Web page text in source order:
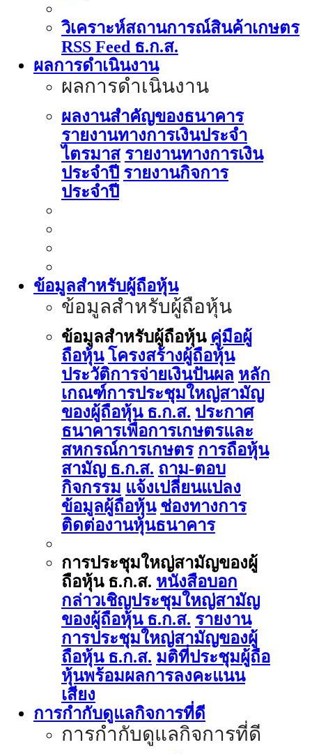
วิเคราะห์สถานการณ์สินค้าเกษตร
RSS Feed ธ.ก.ส.
ผลการดำเนินงาน
ผลการดำเนินงาน
ผลงานสำคัญของธนาคาร
รายงานทางการเงินประจำ
ไตรมาส รายงานทางการเงิน
ประจำปี รายงานกิจการ
ประจำปี
ข้อมูลสำหรับผู้ถือหุ้น
ข้อมูลสำหรับผู้ถือหุ้น
ข้อมูลสำหรับผู้ถือหุ้น คู่มือผู้
ถือหุ้น โครงสร้างผู้ถือหุ้น
ประวัติการจ่ายเงินปันผล หลัก
เกณฑ์การประชุมใหญ่สามัญ
ของผู้ถือหุ้น ธ.ก.ส. ประกาศ
ธนาคารเพื่อการเกษตรและ
สหกรณ์การเกษตร การถือหุ้น
สามัญ ธ.ก.ส. ถาม-ตอบ
กิจกรรม แจ้งเปลี่ยนแปลง
ข้อมูลผู้ถือหุ้น ช่องทางการ
ติดต่องานหุ้นธนาคาร
การประชุมใหญ่สามัญของผู้
ถือหุ้น ธ.ก.ส. หนังสือบอก
กล่าวเชิญประชุมใหญ่สามัญ
ของผู้ถือหุ้น ธ.ก.ส. รายงาน
การประชุมใหญ่สามัญของผู้
ถือหุ้น ธ.ก.ส. มติที่ประชุมผู้ถือ
หุ้นพร้อมผลการลงคะแนน
เสียง
การกำกับดูแลกิจการที่ดี
การกำกับดูแลกิจการที่ดี